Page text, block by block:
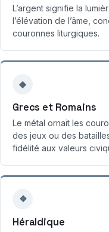
L’argent signifie la
l’élévation de l’âme,
couronnes liturgiques.
◆
Grecs et Romains
Le métal ornait les
des jeux ou des
fidélité aux valeurs
❖
Héraldique